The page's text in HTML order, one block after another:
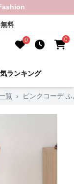
料
0 0
ランキング
覧 › ピンクコーデ